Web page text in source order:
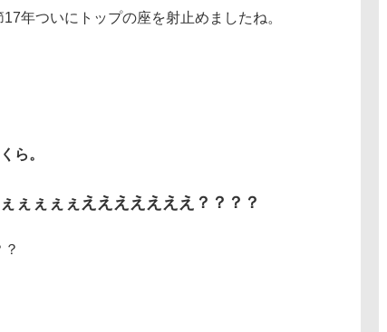
年ついにトップの座を射止めましたね。
ら。
ぇぇぇぇえええええええ？？？？